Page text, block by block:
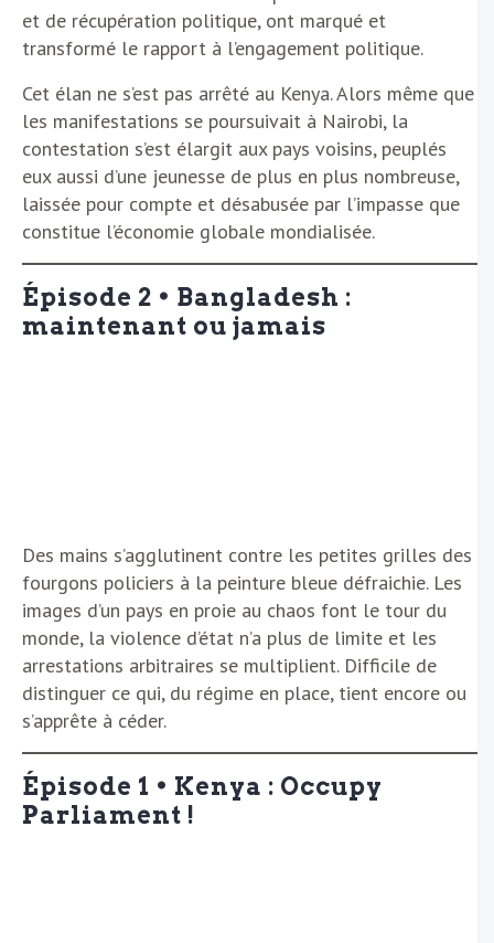
et de récupération politique, ont marqué et
transformé le rapport à l’engagement politique.
Cet élan ne s’est pas arrêté au Kenya. Alors même que
les manifestations se poursuivait à Nairobi, la
contestation s’est élargit aux pays voisins, peuplés
eux aussi d’une jeunesse de plus en plus nombreuse,
laissée pour compte et désabusée par l’impasse que
constitue l’économie globale mondialisée.
Épisode 2 • Bangladesh :
maintenant ou jamais
Des mains s’agglutinent contre les petites grilles des
fourgons policiers à la peinture bleue défraichie. Les
images d’un pays en proie au chaos font le tour du
monde, la violence d’état n’a plus de limite et les
arrestations arbitraires se multiplient. Difficile de
distinguer ce qui, du régime en place, tient encore ou
s’apprête à céder.
Épisode 1 • Kenya : Occupy
Parliament !